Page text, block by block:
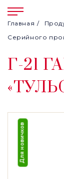
Главная
Серийного
Г-21
Для новичков